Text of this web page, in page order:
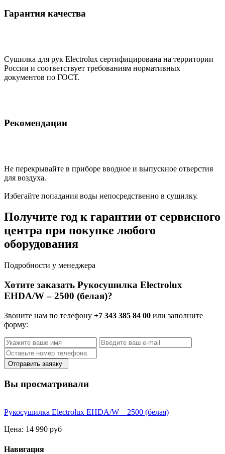
Гарантия качества
Сушилка для рук Electrolux сертифицирована на территории
России и соответствует требованиям нормативных
документов по ГОСТ.
Рекомендации
Не перекрывайте в приборе вводное и выпускное отверстия
для воздуха.
Избегайте попадания воды непосредственно в сушилку.
Получите год к гарантии от сервисного
центра при покупке любого
оборудования
Подробности у менеджера
Хотите заказать Рукосушилка Electrolux
EHDA/W – 2500 (белая)?
Звоните нам по телефону +7 343 385 84 00 или заполните
форму:
Отправить заявку
Вы просматривали
Рукосушилка Electrolux EHDA/W – 2500 (белая)
Цена: 14 990 руб
Навигация